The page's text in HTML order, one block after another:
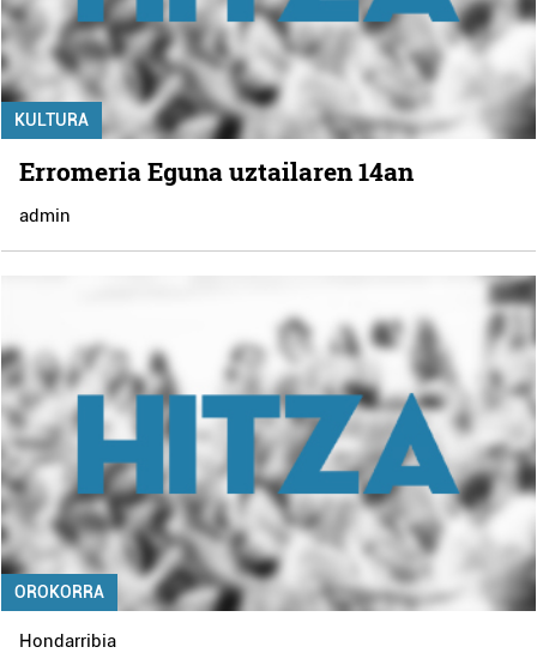
KULTURA
Erromeria Eguna uztailaren 14an
admin
OROKORRA
Hondarribia